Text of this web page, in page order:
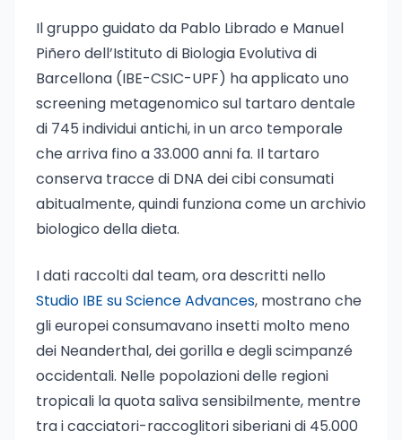
Il gruppo guidato da Pablo Librado e Manuel
Piñero dell’Istituto di Biologia Evolutiva di
Barcellona (IBE-CSIC-UPF) ha applicato uno
screening metagenomico sul tartaro dentale
di 745 individui antichi, in un arco temporale
che arriva fino a 33.000 anni fa. Il tartaro
conserva tracce di DNA dei cibi consumati
abitualmente, quindi funziona come un archivio
biologico della dieta.
I dati raccolti dal team, ora descritti nello
Studio IBE su Science Advances, mostrano che
gli europei consumavano insetti molto meno
dei Neanderthal, dei gorilla e degli scimpanzé
occidentali. Nelle popolazioni delle regioni
tropicali la quota saliva sensibilmente, mentre
tra i cacciatori-raccoglitori siberiani di 45.000